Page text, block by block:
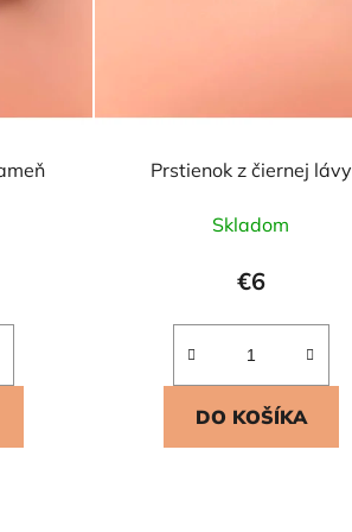
Prstienok z čiernej lávy
Skladom
€6
DO KOŠÍKA